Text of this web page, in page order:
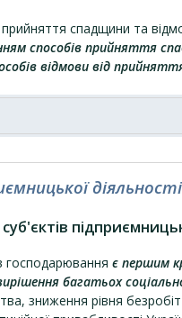
спадщини та
способів прийняття
відмови від
діяльності
господарювання є першим
багатьох
зниження рівня